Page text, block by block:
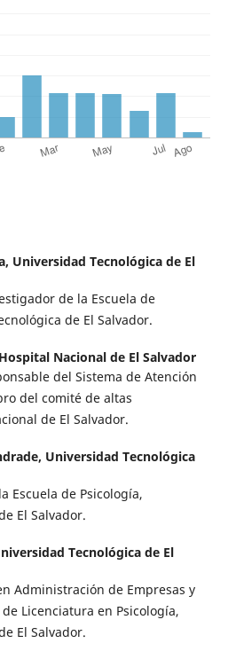
Universidad Tecnológica de El
de la Escuela de
de El Salvador.
Hospital Nacional de El Salvador
del Sistema de Atención
del comité de altas
de El Salvador.
Universidad Tecnológica
Escuela de Psicología,
El Salvador.
Tecnológica de El
Administración de Empresas y
Licenciatura en Psicología,
El Salvador.